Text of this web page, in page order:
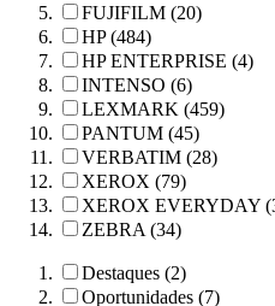
FUJIFILM (20)
HP (484)
HP ENTERPRISE (4)
INTENSO (6)
LEXMARK (459)
PANTUM (45)
VERBATIM (28)
XEROX (79)
XEROX EVERYDAY
ZEBRA (34)
Destaques (2)
Oportunidades (7)